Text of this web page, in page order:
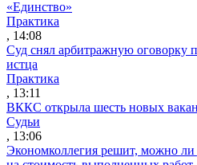
«Единство»
Практика
, 14:08
Суд снял арбитражную оговорку
истца
Практика
, 13:11
ВККС открыла шесть новых
Судьи
, 13:06
Экономколлегия решит, можно